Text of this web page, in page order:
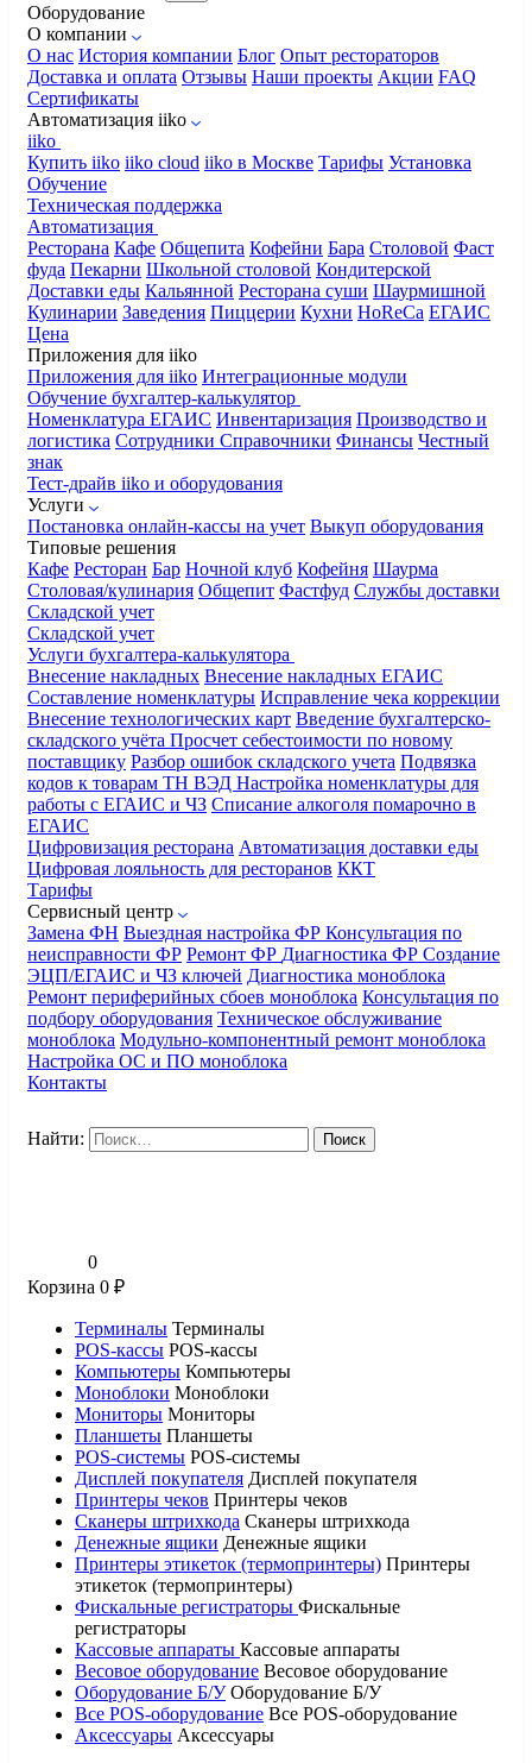
Оборудование
О компании
О нас История компании Блог Опыт рестораторов
Доставка и оплата Отзывы Наши проекты Акции FAQ
Сертификаты
Автоматизация iiko
iiko
Купить iiko iiko cloud iiko в Москве Тарифы Установка
Обучение
Техническая поддержка
Автоматизация
Ресторана Кафе Общепита Кофейни Бара Столовой Фаст
фуда Пекарни Школьной столовой Кондитерской
Доставки еды Кальянной Ресторана суши Шаурмишной
Кулинарии Заведения Пиццерии Кухни HoReCa ЕГАИС
Цена
Приложения для iiko
Приложения для iiko Интеграционные модули
Обучение бухгалтер-калькулятор
Номенклатура ЕГАИС Инвентаризация Производство и
логистика Сотрудники Справочники Финансы Честный
знак
Тест-драйв iiko и оборудования
Услуги
Постановка онлайн-кассы на учет Выкуп оборудования
Типовые решения
Кафе Ресторан Бар Ночной клуб Кофейня Шаурма
Столовая/кулинария Общепит Фастфуд Службы доставки
Складской учет
Складской учет
Услуги бухгалтера-калькулятора
Внесение накладных Внесение накладных ЕГАИС
Составление номенклатуры Исправление чека коррекции
Внесение технологических карт Введение бухгалтерско-
складского учёта Просчет себестоимости по новому
поставщику Разбор ошибок складского учета Подвязка
кодов к товарам ТН ВЭД Настройка номенклатуры для
работы с ЕГАИС и ЧЗ Списание алкоголя помарочно в
ЕГАИС
Цифровизация ресторана Автоматизация доставки еды
Цифровая лояльность для ресторанов ККТ
Тарифы
Сервисный центр
Замена ФН Выездная настройка ФР Консультация по
неисправности ФР Ремонт ФР Диагностика ФР Создание
ЭЦП/ЕГАИС и ЧЗ ключей Диагностика моноблока
Ремонт периферийных сбоев моноблока Консультация по
подбору оборудования Техническое обслуживание
моноблока Модульно-компонентный ремонт моноблока
Настройка ОС и ПО моноблока
Контакты
Найти:
0
Корзина 0 ₽
Терминалы Терминалы
POS-кассы POS-кассы
Компьютеры Компьютеры
Моноблоки Моноблоки
Мониторы Мониторы
Планшеты Планшеты
POS-системы POS-системы
Дисплей покупателя Дисплей покупателя
Принтеры чеков Принтеры чеков
Сканеры штрихкода Сканеры штрихкода
Денежные ящики Денежные ящики
Принтеры этикеток (термопринтеры) Принтеры
этикеток (термопринтеры)
Фискальные регистраторы Фискальные
регистраторы
Кассовые аппараты Кассовые аппараты
Весовое оборудование Весовое оборудование
Оборудование Б/У Оборудование Б/У
Все POS-оборудование Все POS-оборудование
Аксессуары Аксессуары